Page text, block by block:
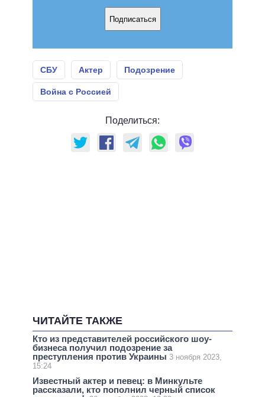
Подписаться
СБУ Актер Подозрение
Война с Россией
Поделиться:
ЧИТАЙТЕ ТАКЖЕ
Кто из представителей российского шоу-
бизнеса получил подозрение за
преступления против Украины 3 ноября 2023,
15:24
Известный актер и певец: в Минкульте
рассказали, кто пополнил черный список